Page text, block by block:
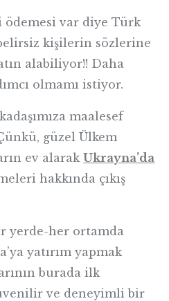
ödemesi var diye Türk
kişilerin sözlerine
alabiliyor!! Daha
olmamı istiyor.
maalesef
güzel Ülkem
ev alarakUkrayna’da
hakkında çıkış
yerde-her ortamda
yatırım yapmak
burada ilk
ve deneyimli bir